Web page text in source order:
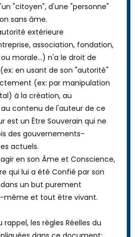
"citoyen", d'une "personne"
sans âme.
extérieure
association, fondation,
morale...) n'a le droit de
en usant de son "autorité"
(ex: par manipulation
à la création, au
contenu de l'auteur de ce
est un Être Souverain qui ne
des gouvernements-
actuels.
en son Âme et Conscience,
qui lui a été Confié par son
un but purement
même et tout être vivant.
les règles Réelles du